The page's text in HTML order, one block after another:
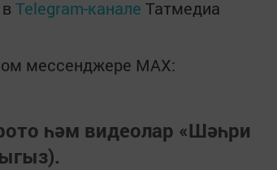
Telegram-канале Татмедиа
мессенджере MАХ:
һәм видеолар «Шәһри